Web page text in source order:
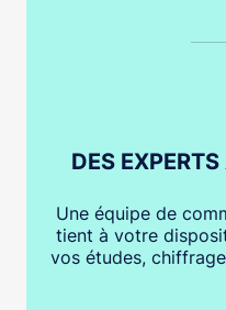
DES
Une équipe de
tient à votre
vos études,